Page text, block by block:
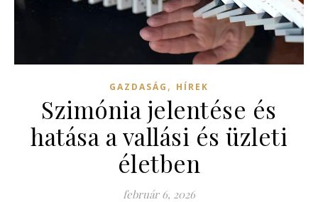
GAZDASÁG , HÍREK
Szimónia jelentése és
hatása a vallási és üzleti
életben
február 6, 2026